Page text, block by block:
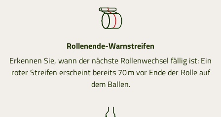
Rollenende-Warnstreifen
Erkennen Sie, wann der nächste Rollenwechsel fällig ist: Ein
roter Streifen erscheint bereits 70 m vor Ende der Rolle auf
dem Ballen.